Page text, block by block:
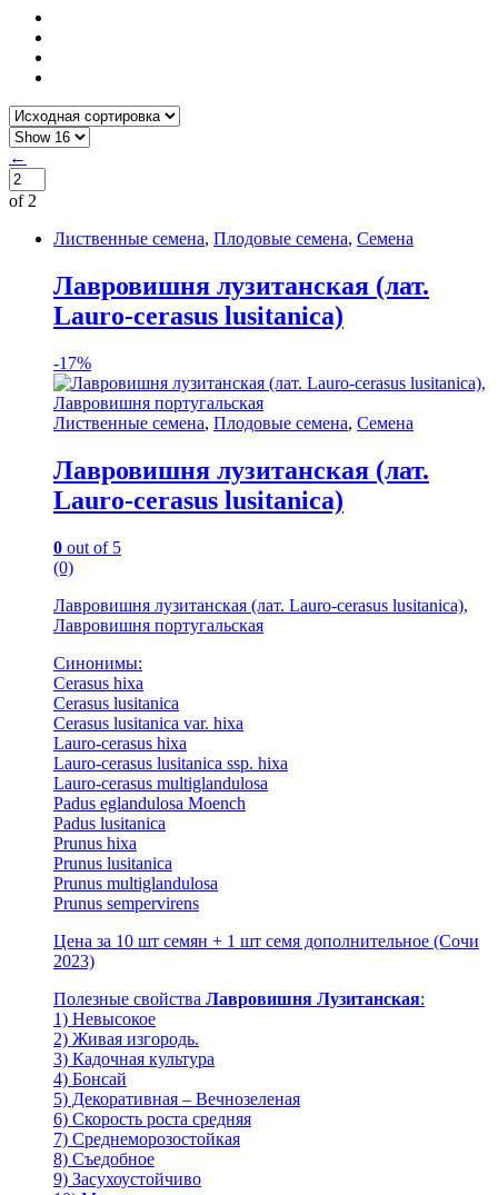
←
of 2
Лиственные семена, Плодовые семена, Семена
Лавровишня лузитанская (лат.
Lauro-cerasus lusitanica)
-17%
Лиственные семена, Плодовые семена, Семена
Лавровишня лузитанская (лат.
Lauro-cerasus lusitanica)
0 out of 5
(0)
Лавровишня лузитанская (лат. Lauro-cerasus lusitanica),
Лавровишня португальская
Синонимы:
Cerasus hixa
Cerasus lusitanica
Cerasus lusitanica var. hixa
Lauro-cerasus hixa
Lauro-cerasus lusitanica ssp. hixa
Lauro-cerasus multiglandulosa
Padus eglandulosa Moench
Padus lusitanica
Prunus hixa
Prunus lusitanica
Prunus multiglandulosa
Prunus sempervirens
Цена за 10 шт семян + 1 шт семя дополнительное (Сочи
2023)
Полезные свойства Лавровишня Лузитанская:
1) Невысокое
2) Живая изгородь.
3) Кадочная культура
4) Бонсай
5) Декоративная – Вечнозеленая
6) Скорость роста средняя
7) Среднеморозостойкая
8) Съедобное
9) Засухоустойчиво